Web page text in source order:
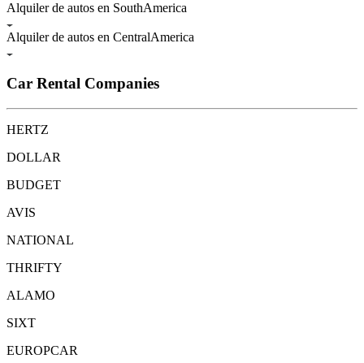
Alquiler de autos en SouthAmerica
Alquiler de autos en CentralAmerica
Car Rental Companies
HERTZ
DOLLAR
BUDGET
AVIS
NATIONAL
THRIFTY
ALAMO
SIXT
EUROPCAR